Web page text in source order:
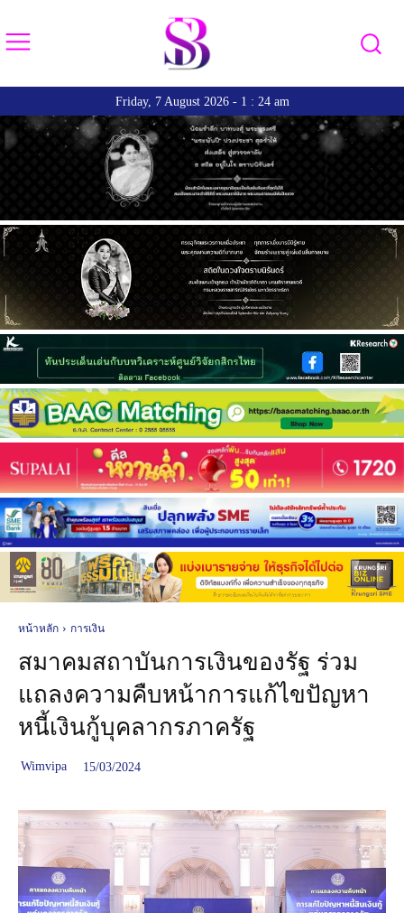
Friday, 7 August 2026 - 1 : 24 am
หน้าหลัก การเงิน
สมาคมสถาบันการเงินของรัฐ ร่วม
แถลงความคืบหน้าการแก้ไขปัญหา
หนี้เงินกู้บุคลากรภาครัฐ
Wimvipa 15/03/2024